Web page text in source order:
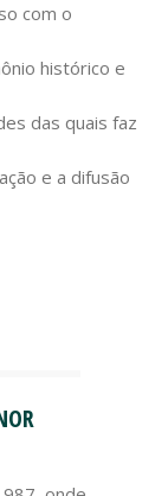
com o
histórico e
das quais faz
e a difusão